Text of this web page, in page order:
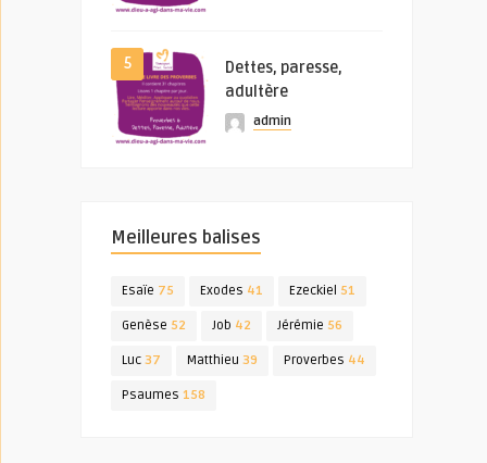
5
Dettes, paresse,
adultère
admin
Meilleures balises
Esaïe 75 Exodes 41 Ezeckiel 51
Genèse 52 Job 42 Jérémie 56
Luc 37 Matthieu 39 Proverbes 44
Psaumes 158